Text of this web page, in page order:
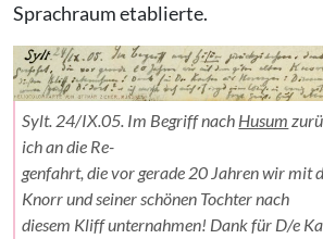
Sprachraum etablierte.
Sylt. 24/IX.05. Im Begriff nach Husum
ich an die Re-
genfahrt, die vor gerade 20 Jahren wir mit
Knorr und seiner schönen Tochter nach
diesem Kliff unternahmen! Dank für D/e